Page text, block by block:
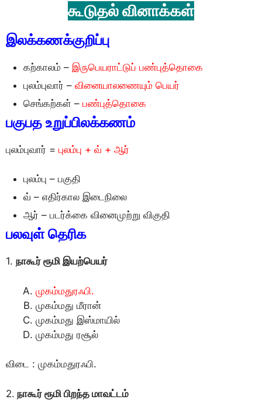
கூடுதல் வினாக்கள்
இலக்கணக்குறிப்பு
கற்காலம் – இருபெயராட்டுப் பண்புத்தொகை
புலம்புவார் – வினையாலணையும் பெயர்
செங்கற்கள் – பண்புத்தொகை
பகுபத உறுப்பிலக்கணம்
புலம்புவார் = புலம்பு + வ் + ஆர்
புலம்பு – பகுதி
வ் – எதிர்கால இடைநிலை
ஆர் – படர்க்கை வினைமுற்று விகுதி
பலவுள் தெரிக
1. நாகூர் ரூமி இயற்பெயர்
முகம்மதுரஃபி.
முகம்மது மீரான்
முகம்மது இஸ்மாயில்
முகம்மது ரசூல்
விடை : முகம்மதுரஃபி.
2. நாகூர் ரூமி பிறந்த மாவட்டம்